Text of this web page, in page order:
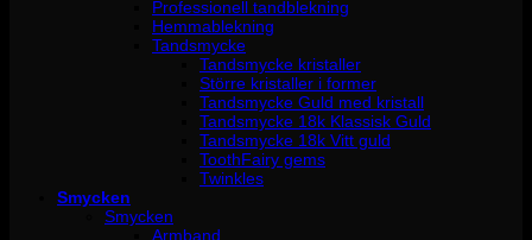
Professionell tandblekning
Hemmablekning
Tandsmycke
Tandsmycke kristaller
Större kristaller i former
Tandsmycke Guld med kristall
Tandsmycke 18k Klassisk Guld
Tandsmycke 18k Vitt guld
ToothFairy gems
Twinkles
Smycken
Smycken
Armband